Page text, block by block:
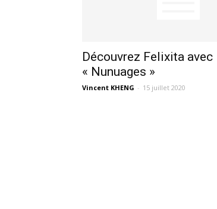
Découvrez Felixita avec
« Nunuages »
Vincent KHENG - 15 juillet 2020